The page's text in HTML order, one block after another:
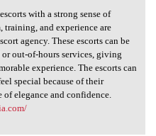
escorts with a
with a strong sense of
training, and experience are
agency. These escorts can be
out-of-hours services, giving
experience. The escorts can
special because of their
of elegance and confidence.